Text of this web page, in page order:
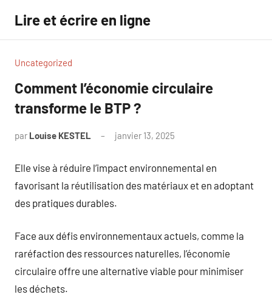
contenu
Lire et écrire en ligne
Uncategorized
Comment l’économie circulaire
transforme le BTP ?
par Louise KESTEL janvier 13, 2025
Elle vise à réduire l’impact environnemental en
favorisant la réutilisation des matériaux et en adoptant
des pratiques durables.
Face aux défis environnementaux actuels, comme la
raréfaction des ressources naturelles, l’économie
circulaire offre une alternative viable pour minimiser
les déchets.